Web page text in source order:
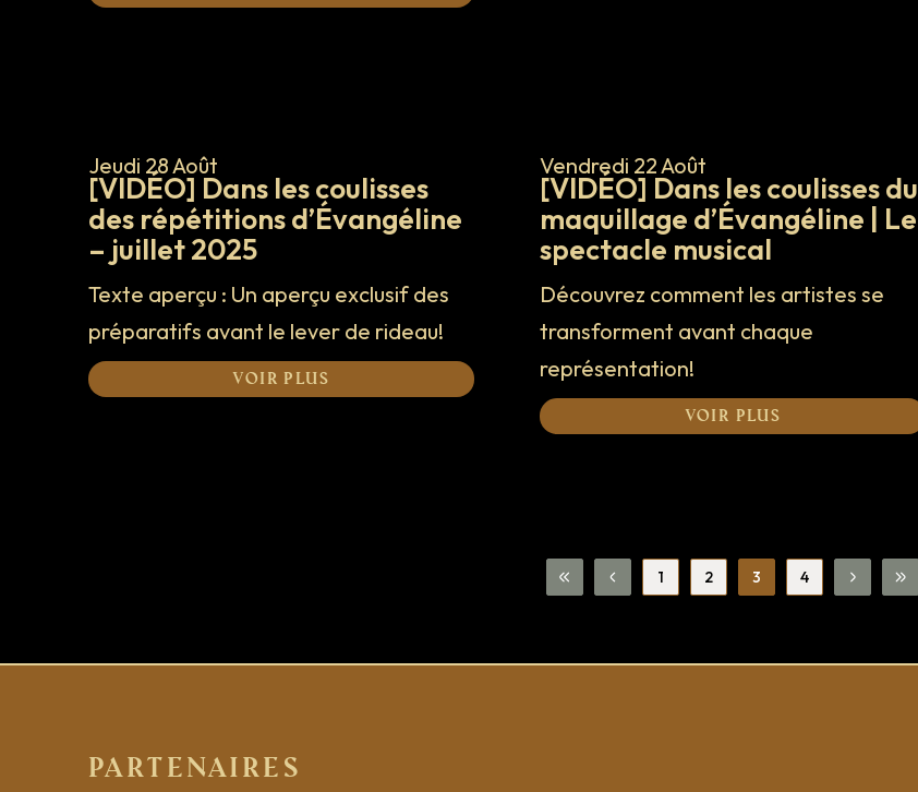
Jeudi 28 Août
[VIDÉO] Dans les coulisses
des répétitions d’Évangéline
– juillet 2025
Texte aperçu : Un aperçu exclusif des
préparatifs avant le lever de rideau!
Voir plus
Vendredi 22 Août
[VIDÉO] Dans les coulisses du
maquillage d’Évangéline | Le
spectacle musical
Découvrez comment les artistes se
transforment avant chaque
représentation!
Voir plus
1 2 3 4
Partenaires